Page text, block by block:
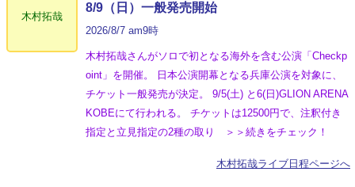
木村拓哉
8/9（日）一般発売開始
2026/8/7 am9時
木村拓哉さんがソロで初となる海外を含む公演「Checkp
oint」を開催。 日本公演開幕となる兵庫公演を対象に、
チケット一般発売が決定。 9/5(土) と6(日)GLION ARENA
KOBEにて行われる。 チケットは12500円で、注釈付き
指定と立見指定の2種の取り ＞＞続きをチェック！
木村拓哉ライブ日程ページへ